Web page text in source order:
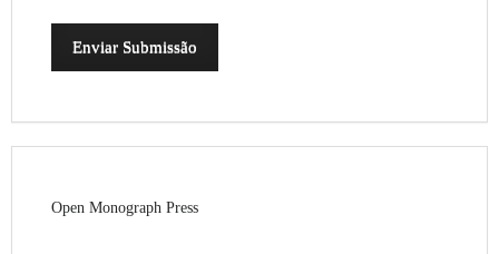
Enviar Submissão
Open Monograph Press